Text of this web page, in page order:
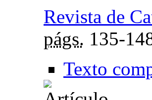
Revista de
págs. 135-
Texto